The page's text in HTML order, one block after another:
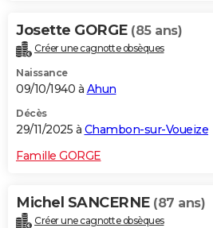
Josette GORGE (85 ans)
Créer une cagnotte obsèques
Naissance
09/10/1940 à Ahun
Décès
29/11/2025 à Chambon-sur-Voueize
Famille GORGE
Michel SANCERNE (87 ans)
Créer une cagnotte obsèques